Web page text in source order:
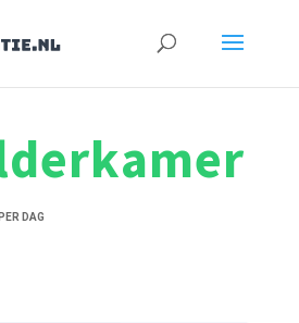
PER DAG